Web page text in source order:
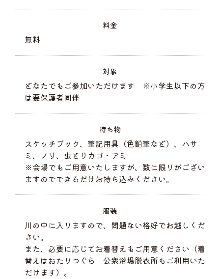
料金
無料
対象
どなたでもご参加いただけます ※小学生以下の方
は要保護者同伴
持ち物
スケッチブック、筆記用具（色鉛筆など）、ハサ
ミ、ノリ、虫とりカゴ・アミ
※会場でもご用意いたしますが、数に限りがござい
ますのでできるだけお持ち込みください。
服装
川の中に入りますので、問題ない格好でお越しくだ
さい。
また、必要に応じてお着替えもご用意ください（着
替えはおたりつぐら 公衆浴場脱衣所もご利用いた
だけます）。